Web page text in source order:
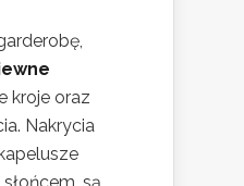
kroje oraz
Nakrycia
są